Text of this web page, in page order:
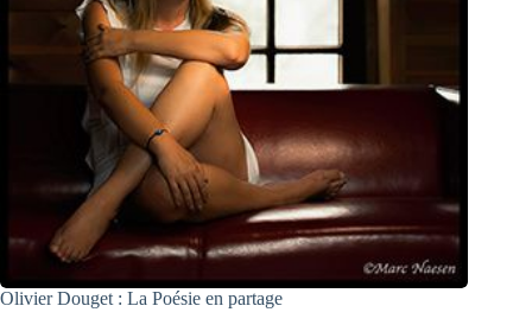
Olivier Douget : La Poésie en partage